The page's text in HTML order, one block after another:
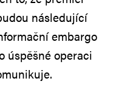
následující
embargo
úspěšné operaci